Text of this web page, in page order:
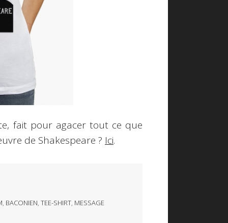
fait pour agacer tout ce que
de Shakespeare ? Ici.
, BACONIEN, TEE-SHIRT, MESSAGE